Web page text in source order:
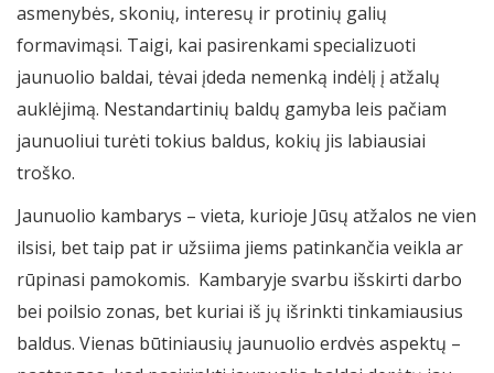
asmenybės, skonių, interesų ir protinių galių
formavimąsi. Taigi, kai pasirenkami specializuoti
jaunuolio baldai, tėvai įdeda nemenką indėlį į atžalų
auklėjimą. Nestandartinių baldų gamyba leis pačiam
jaunuoliui turėti tokius baldus, kokių jis labiausiai
troško.
Jaunuolio kambarys – vieta, kurioje Jūsų atžalos ne vien
ilsisi, bet taip pat ir užsiima jiems patinkančia veikla ar
rūpinasi pamokomis. Kambaryje svarbu išskirti darbo
bei poilsio zonas, bet kuriai iš jų išrinkti tinkamiausius
baldus. Vienas būtiniausių jaunuolio erdvės aspektų –